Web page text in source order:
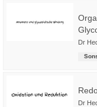
Dr
Dr